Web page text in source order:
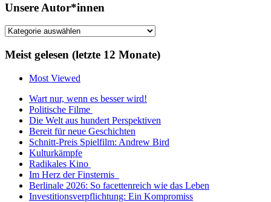
Unsere Autor*innen
Unsere
Meist gelesen (letzte 12 Monate)
Most Viewed
Wart nur, wenn es besser wird!
Politische Filme
Die Welt aus hundert Perspektiven
Bereit für neue Geschichten
Schnitt-Preis Spielfilm: Andrew Bird
Kulturkämpfe
Radikales Kino
Im Herz der Finsternis
Berlinale 2026: So facettenreich wie das Leben
Investitionsverpflichtung: Ein Kompromiss